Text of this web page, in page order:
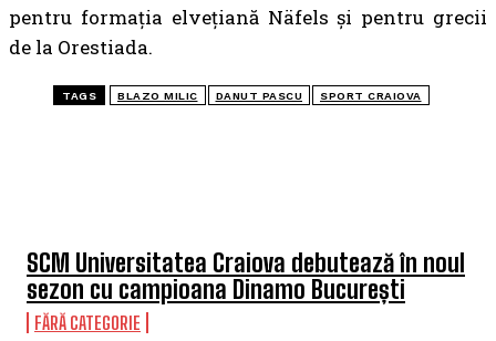
SCM Universitatea Craiova debutează în noul
sezon cu campioana Dinamo București
FĂRĂ CATEGORIE
pentru formația elvețiană Näfels și pentru grecii
de la Orestiada.
TAGS BLAZO MILIC DANUT PASCU SPORT CRAIOVA